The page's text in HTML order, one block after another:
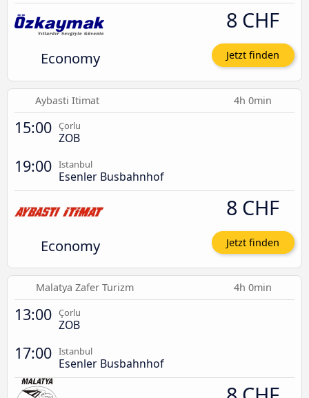
Economy
8 CHF
Jetzt finden
Aybasti Itimat 4h 0min
15:00 Çorlu
ZOB
19:00 Istanbul
Esenler Busbahnhof
Economy
8 CHF
Jetzt finden
Malatya Zafer Turizm 4h 0min
13:00 Çorlu
ZOB
17:00 Istanbul
Esenler Busbahnhof